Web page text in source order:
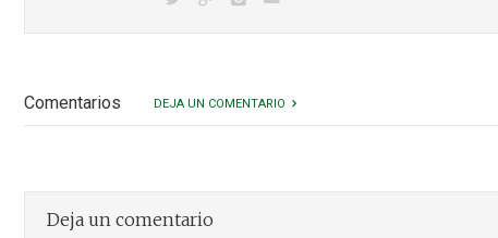
Comentarios DEJA UN COMENTARIO
Deja un comentario